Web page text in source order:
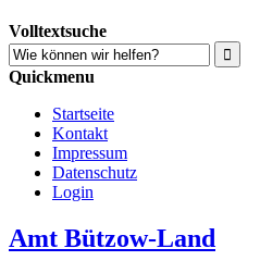
Volltextsuche
Quickmenu
Startseite
Kontakt
Impressum
Datenschutz
Login
Amt Bützow-Land